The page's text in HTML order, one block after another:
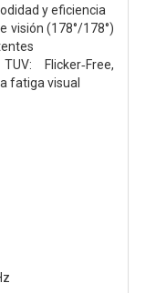
y eficiencia
visión (178°/178°)
Flicker‑Free,
fatiga visual